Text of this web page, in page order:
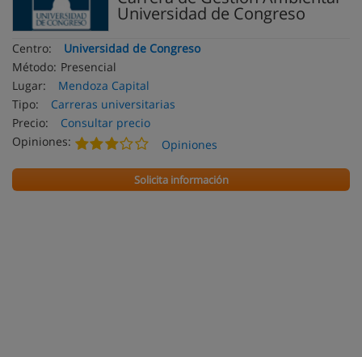
Universidad de Congreso
Centro:
Universidad de Congreso
Método: Presencial
Lugar:
Mendoza Capital
Tipo:
Carreras universitarias
Precio:
Consultar precio
Opiniones:
Opiniones
Solicita información